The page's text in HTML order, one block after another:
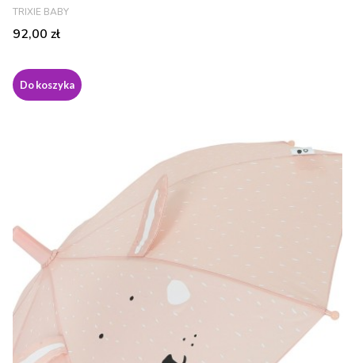
PRODUCENT
TRIXIE BABY
Cena
92,00 zł
Do koszyka